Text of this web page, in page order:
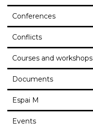
Conferences
Conflicts
Courses and workshops
Documents
Espai M
Events